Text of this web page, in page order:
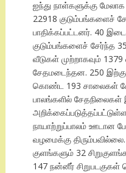
ஐந்து நாள்களுக்கு மேலாக
22918 குடும்பங்களைச்
பாதிக்கப்பட்டனர். 40
குடும்பங்களைச் சேர்ந்த
வீடுகள் முற்றாகவும் 1379
சேதமடைந்தன. 250
கொண்ட 193 சாலைகள்
பாலங்களில் சேதநிலைகள்
நாயாற்றுப்பாலம் ஊடான
வழமைக்கு
குளங்களும் 32
147 நன்னீர்